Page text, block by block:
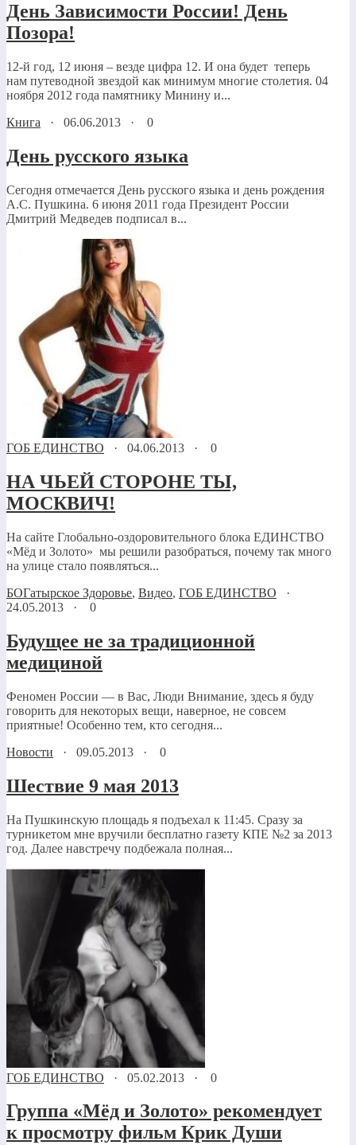
День Зависимости России! День
Позора!
12-й год, 12 июня – везде цифра 12. И она будет теперь
нам путеводной звездой как минимум многие столетия. 04
ноября 2012 года памятнику Минину и...
Книга · 06.06.2013 · 0
День русского языка
Сегодня отмечается День русского языка и день рождения
А.С. Пушкина. 6 июня 2011 года Президент России
Дмитрий Медведев подписал в...
ГОБ ЕДИНСТВО · 04.06.2013 · 0
НА ЧЬЕЙ СТОРОНЕ ТЫ,
МОСКВИЧ!
На сайте Глобально-оздоровительного блока ЕДИНСТВО
«Мёд и Золото» мы решили разобраться, почему так много
на улице стало появляться...
БОГатырское Здоровье, Видео, ГОБ ЕДИНСТВО ·
24.05.2013 · 0
Будущее не за традиционной
медициной
Феномен России — в Вас, Люди Внимание, здесь я буду
говорить для некоторых вещи, наверное, не совсем
приятные! Особенно тем, кто сегодня...
Новости · 09.05.2013 · 0
Шествие 9 мая 2013
На Пушкинскую площадь я подъехал к 11:45. Сразу за
турникетом мне вручили бесплатно газету КПЕ №2 за 2013
год. Далее навстречу подбежала полная...
ГОБ ЕДИНСТВО · 05.02.2013 · 0
Группа «Мёд и Золото» рекомендует
к просмотру фильм Крик Души